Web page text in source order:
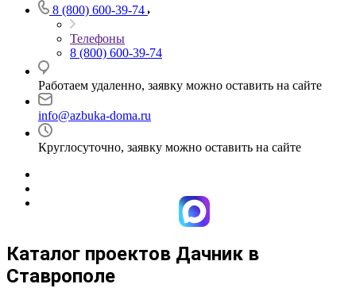
8 (800) 600-39-74
Телефоны
8 (800) 600-39-74
Работаем удаленно, заявку можно оставить на сайте
info@azbuka-doma.ru
Круглосуточно, заявку можно оставить на сайте
Каталог проектов Дачник в
Ставрополе